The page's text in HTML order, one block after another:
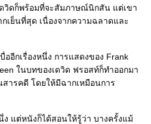
วิดก็พร้อมที่จะสัมภาษณ์นิกสัน แต่เขา
เย็นที่สุด เนื่องจากความฉลาดและ
ออีกเรื่องหนึ่ง การแสดงของ Frank
ในบทของเดวิด ฟรอสท์ก็ทำออกมา
สารคดี โดยให้มีฉากเหมือนการ
แต่หนังก็ได้สอนให้รู้ว่า บางครั้งแม้